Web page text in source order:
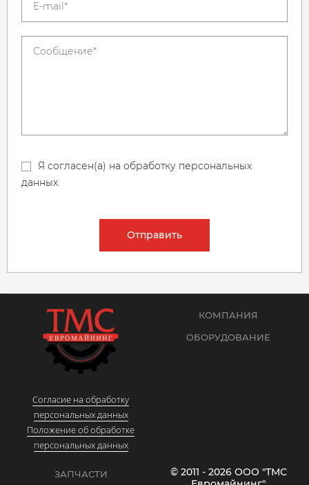
Я согласен(а) на обработку персональных
данных.
Отправить
Согласие на обработку
персональных данных
Положение об обработке
персональных данных
КОМПАНИЯ
ОБОРУДОВАНИЕ
ЗАПЧАСТИ
© 2011 - 2026 ООО "ТМС